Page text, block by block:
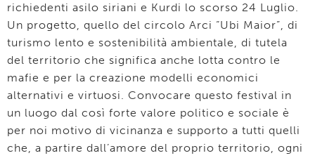
richiedenti asilo siriani e Kurdi lo scorso 24 Luglio.
Un progetto, quello del circolo Arci “Ubi Maior”, di
turismo lento e sostenibilità ambientale, di tutela
del territorio che significa anche lotta contro le
mafie e per la creazione modelli economici
alternativi e virtuosi. Convocare questo festival in
un luogo dal così forte valore politico e sociale è
per noi motivo di vicinanza e supporto a tutti quelli
che, a partire dall’amore del proprio territorio, ogni